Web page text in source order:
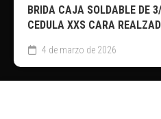
BRIDA CAJA SOLDABLE DE
CEDULA XXS CARA
4 de marzo de 2026